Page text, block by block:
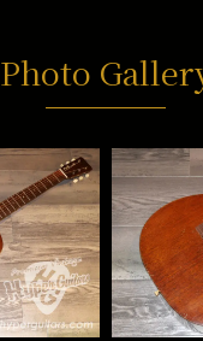
Photo